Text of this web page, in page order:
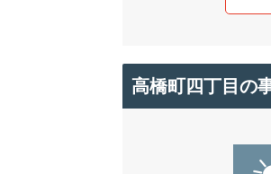
高橋町四丁目の